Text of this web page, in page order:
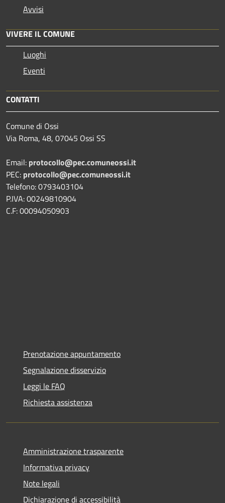
Avvisi
VIVERE IL COMUNE
Luoghi
Eventi
CONTATTI
Comune di Ossi
Via Roma, 48, 07045 Ossi SS
Email: protocollo@pec.comuneossi.it
PEC: protocollo@pec.comuneossi.it
Telefono: 0793403104
P.IVA: 00249810904
C.F: 00094050903
Prenotazione appuntamento
Segnalazione disservizio
Leggi le FAQ
Richiesta assistenza
Amministrazione trasparente
Informativa privacy
Note legali
Dichiarazione di accessibilità